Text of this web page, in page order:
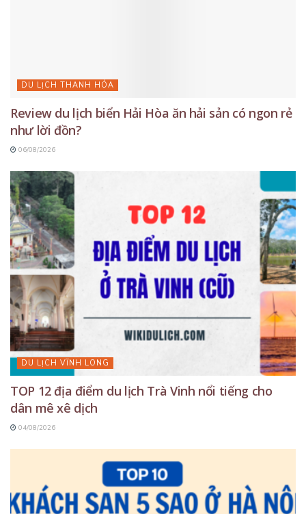
DU LỊCH THANH HÓA
Review du lịch biển Hải Hòa ăn hải sản có ngon rẻ
như lời đồn?
06/08/2026
DU LỊCH VĨNH LONG
TOP 12 địa điểm du lịch Trà Vinh nổi tiếng cho
dân mê xê dịch
04/08/2026